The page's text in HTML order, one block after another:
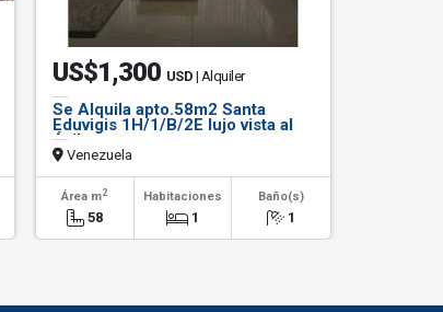
US$1,300 USD | Alquiler
Se Alquila apto.58m2 Santa
Eduvigis 1H/1/B/2E lujo vista al
Ávila
Venezuela
Área m2
58
Habitaciones
1
Baño(s)
1